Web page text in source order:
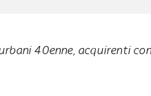
40enne, acquirenti